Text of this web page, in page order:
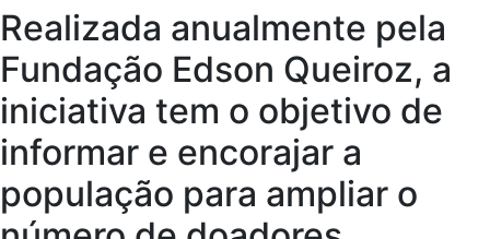
Realizada anualmente pela
Fundação Edson Queiroz, a
iniciativa tem o objetivo de
informar e encorajar a
população para ampliar o